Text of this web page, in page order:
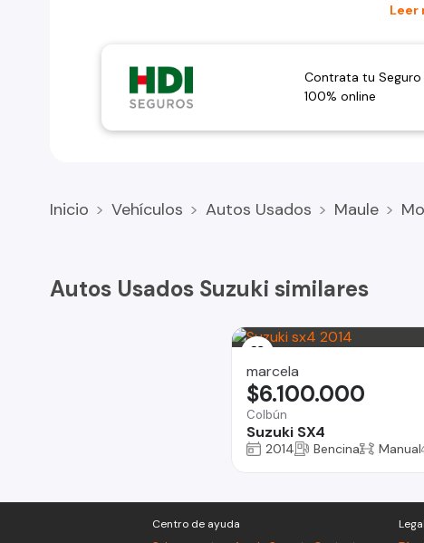
Leer
Contrata tu
100% online
Inicio Vehículos Autos Usados Maule
Autos Usados Suzuki similares
marcela
Colbún
Suzuki SX4
$6.100.000
2014 Bencina Manual
Centro de ayuda
Legal